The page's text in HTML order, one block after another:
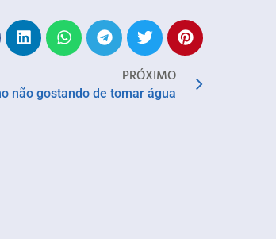
PRÓXIMO
não gostando de tomar água